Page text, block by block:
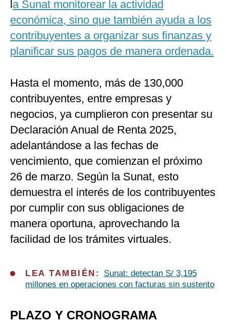
la Sunat monitorear la actividad
económica, sino que también ayuda a los
contribuyentes a organizar sus finanzas y
planificar sus pagos de manera ordenada.
Hasta el momento, más de 130,000
contribuyentes, entre empresas y
negocios, ya cumplieron con presentar su
Declaración Anual de Renta 2025,
adelantándose a las fechas de
vencimiento, que comienzan el próximo
26 de marzo. Según la Sunat, esto
demuestra el interés de los contribuyentes
por cumplir con sus obligaciones de
manera oportuna, aprovechando la
facilidad de los trámites virtuales.
LEA TAMBIÉN: Sunat: detectan S/ 3,195
millones en operaciones con facturas sin sustento
PLAZO Y CRONOGRAMA